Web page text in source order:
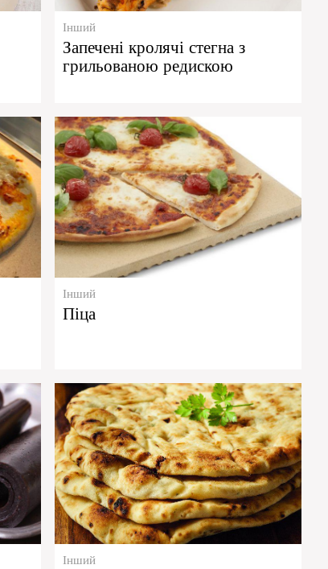
Інший
Запечені кролячі стегна з
грильованою редискою
Інший
Піца
Інший